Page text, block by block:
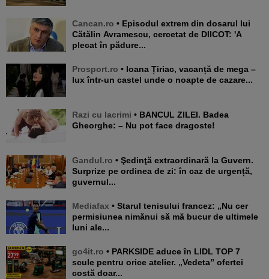
Cancan.ro • Episodul extrem din dosarul lui
Cătălin Avramescu, cercetat de DIICOT: 'A
plecat în pădure...
Prosport.ro • Ioana Țiriac, vacanță de mega –
lux într-un castel unde o noapte de cazare...
Razi cu lacrimi • BANCUL ZILEI. Badea
Gheorghe: – Nu pot face dragoste!
Gandul.ro • Şedinţă extraordinară la Guvern.
Surprize pe ordinea de zi: în caz de urgență,
guvernul...
Mediafax • Starul tenisului francez: „Nu cer
permisiunea nimănui să mă bucur de ultimele
luni ale...
go4it.ro • PARKSIDE aduce în LIDL TOP 7
scule pentru orice atelier. „Vedeta” ofertei
costă doar...